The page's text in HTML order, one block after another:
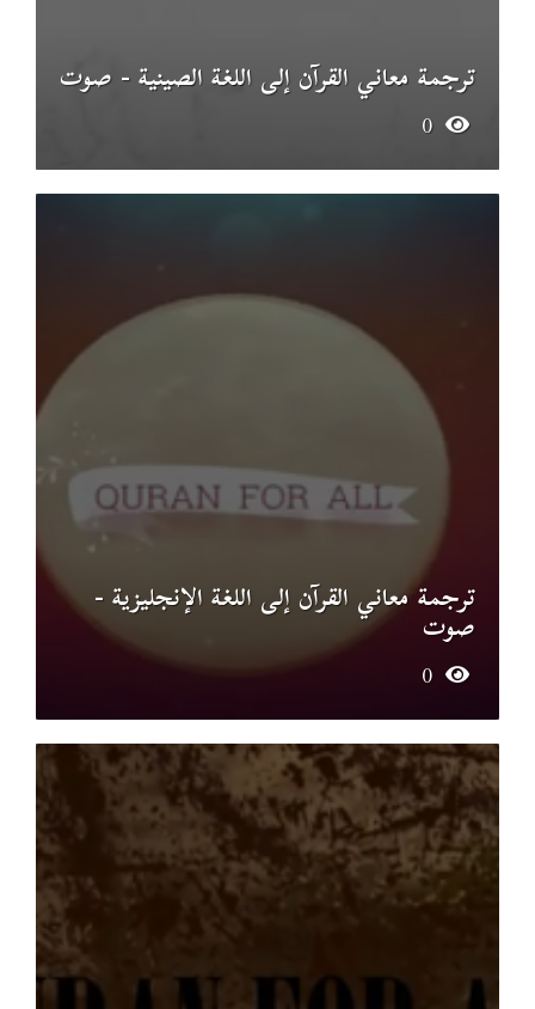
ترجمة معاني القرآن إلى اللغة الصينية - صوت
0
ترجمة معاني القرآن إلى اللغة الإنجليزية -
صوت